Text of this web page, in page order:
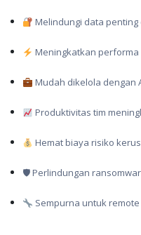
Melindungi data
Meningkatkan performa
Mudah dikelola dengan
Produktivitas tim
Hemat biaya risiko
🛡 Perlindungan
Sempurna untuk